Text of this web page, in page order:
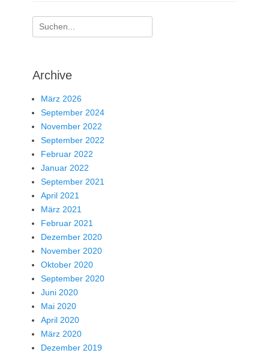
Suche
nach:
Archive
März 2026
September 2024
November 2022
September 2022
Februar 2022
Januar 2022
September 2021
April 2021
März 2021
Februar 2021
Dezember 2020
November 2020
Oktober 2020
September 2020
Juni 2020
Mai 2020
April 2020
März 2020
Dezember 2019